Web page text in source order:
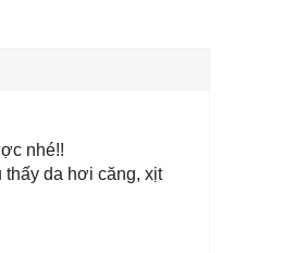
nhé!!
thấy da hơi căng, xịt